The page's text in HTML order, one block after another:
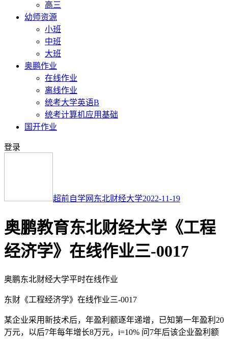
高三
幼师资源
小班
中班
大班
奥鹏作业
在线作业
离线作业
统考大学英语B
统考计算机应用基础
国开作业
登录
超前自学网 东北财经大学2022-11-19
奥鹏教育东北财经大学《工程
经济学》在线作业三-0017
奥鹏东北财经大学平时在线作业
东财《工程经济学》在线作业三-0017
某企业采用新技术后，年盈利额逐年递增，已知第一年盈利20
万元，以后7年每年增长8万元，i=10% 问7年后该企业盈利额